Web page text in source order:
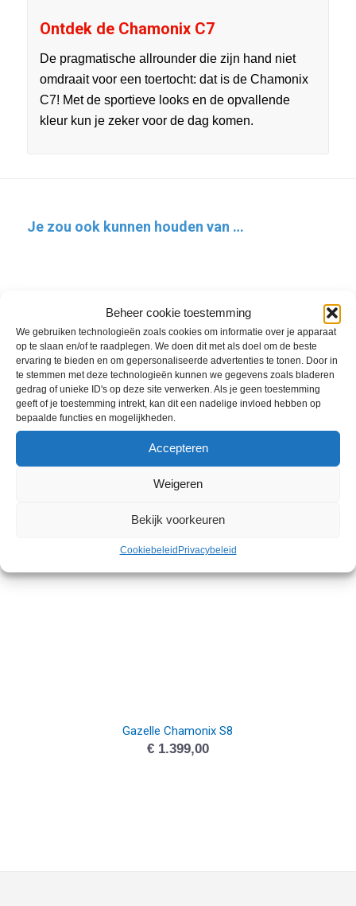
Beheer cookie toestemming
We gebruiken technologieën zoals cookies om informatie over je apparaat
op te slaan en/of te raadplegen. We doen dit met als doel om de beste
ervaring te bieden en om gepersonaliseerde advertenties te tonen. Door in
te stemmen met deze technologieën kunnen we gegevens zoals bladeren
gedrag of unieke ID's op deze site verwerken. Als je geen toestemming
geeft of je toestemming intrekt, kan dit een nadelige invloed hebben op
bepaalde functies en mogelijkheden.
Accepteren
Weigeren
Bekijk voorkeuren
CookiebeleidPrivacybeleid
Ontdek de Chamonix C7
De pragmatische allrounder die zijn hand niet
omdraait voor een toertocht: dat is de Chamonix
C7! Met de sportieve looks en de opvallende
kleur kun je zeker voor de dag komen.
Je zou ook kunnen houden van …
€999,00
Gazelle Chamonix S8
€1.399,00